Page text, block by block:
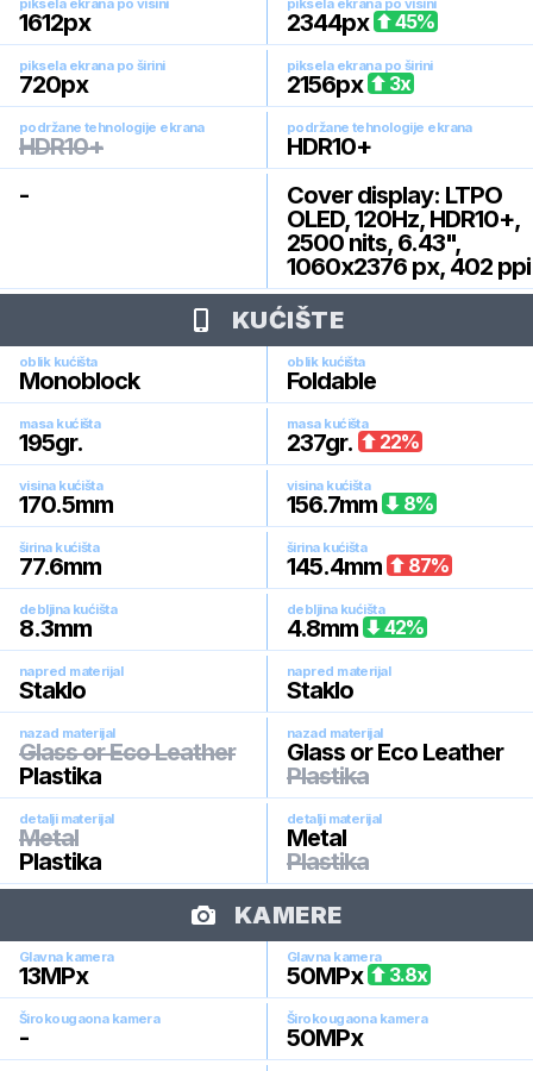
piksela ekrana po visini
1612px
piksela ekrana po visini
2344px 45%
piksela ekrana po širini
720px
piksela ekrana po širini
2156px 3x
podržane tehnologije ekrana
HDR10+
podržane tehnologije ekrana
HDR10+
-
Cover display: LTPO
OLED, 120Hz, HDR10+,
2500 nits, 6.43",
1060x2376 px, 402 ppi
KUĆIŠTE
oblik kućišta
Monoblock
oblik kućišta
Foldable
masa kućišta
195gr.
masa kućišta
237gr. 22%
visina kućišta
170.5mm
visina kućišta
156.7mm 8%
širina kućišta
77.6mm
širina kućišta
145.4mm 87%
debljina kućišta
8.3mm
debljina kućišta
4.8mm 42%
napred materijal
Staklo
napred materijal
Staklo
nazad materijal
Glass or Eco Leather
Plastika
nazad materijal
Glass or Eco Leather
Plastika
detalji materijal
Metal
Plastika
detalji materijal
Metal
Plastika
KAMERE
Glavna kamera
13MPx
Glavna kamera
50MPx 3.8x
Širokougaona kamera
-
Širokougaona kamera
50MPx